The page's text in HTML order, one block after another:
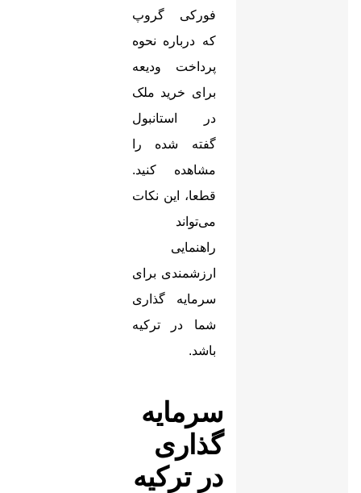
فورکی گروپ
که درباره نحوه
پرداخت ودیعه
برای خرید ملک
در استانبول
گفته شده را
مشاهده کنید.
قطعا، این نکات
می‌تواند
راهنمایی
ارزشمندی برای
سرمایه گذاری
شما در ترکیه
باشد.
سرمایه
گذاری
در ترکیه